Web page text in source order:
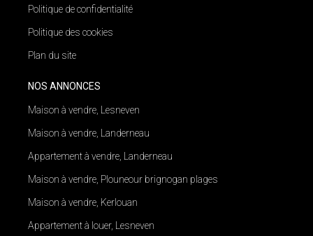
Politique de confidentialité
Politique des cookies
Plan du site
NOS ANNONCES
Maison à vendre, Lesneven
Maison à vendre, Landerneau
Appartement à vendre, Landerneau
Maison à vendre, Plouneour brignogan plages
Maison à vendre, Kerlouan
Appartement à louer, Lesneven